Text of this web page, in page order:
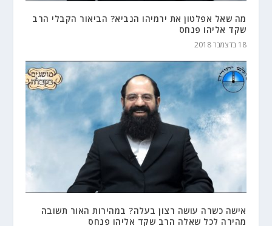
מה שאל אפלטון את ירמיהו הנביא? הביאור הקבלי הרב
שקד אליהו פנחס
18 בדצמבר 2018
אישה כשרה עושה רצון בעלה? במהירות האור תשובה
מהירה לכל שאלה הרב שקד אליהו פנחס